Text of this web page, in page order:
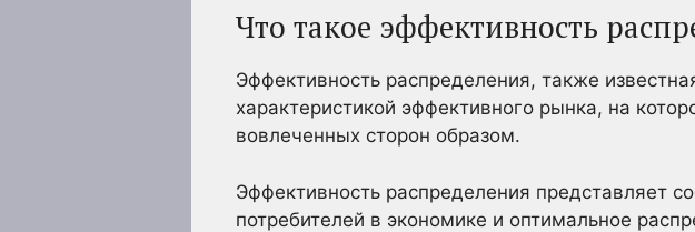
Что такое эффективность
Эффективность распределения, также
характеристикой эффективного рынка, на
вовлеченных сторон образом.
Эффективность распределения представляет
потребителей в экономике и оптимальное